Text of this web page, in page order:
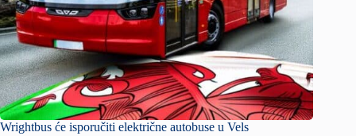
Wrightbus će isporučiti električne autobuse u Vels